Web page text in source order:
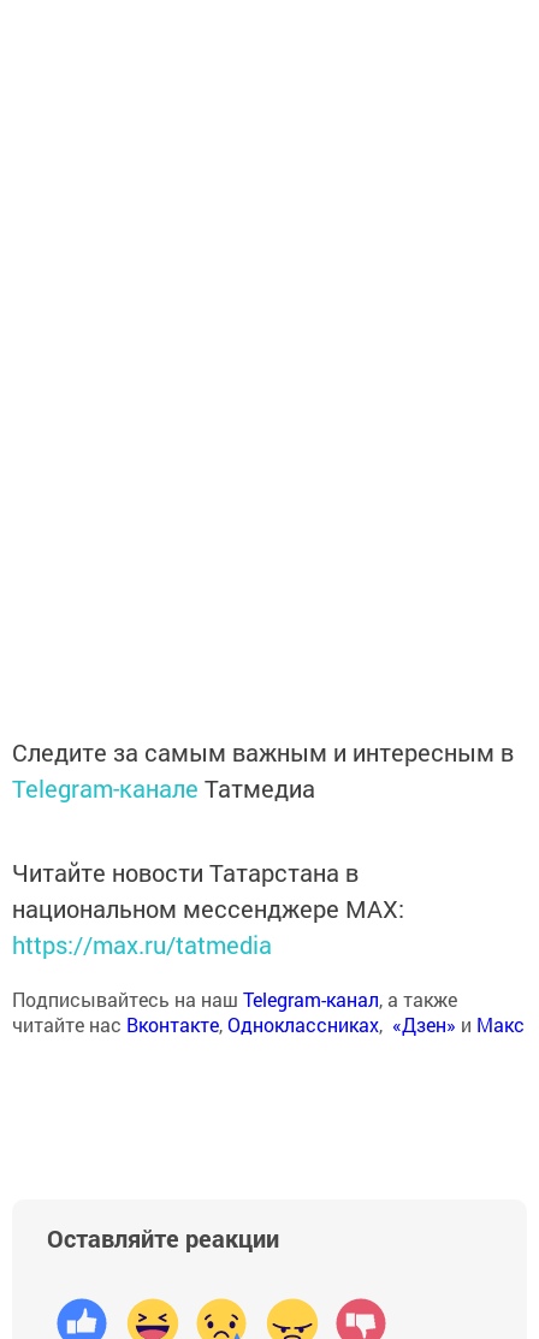
Следите за самым важным и интересным в
Telegram-канале Татмедиа
Читайте новости Татарстана в
национальном мессенджере MАХ:
https://max.ru/tatmedia
Подписывайтесь на наш Telegram-канал, а также
читайте нас Вконтакте,Одноклассниках, «Дзен» и Макс
Оставляйте реакции